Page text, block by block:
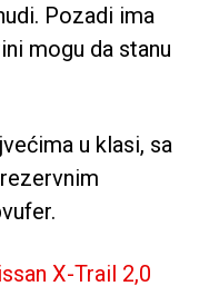
Pozadi ima
mogu da stanu
u klasi, sa